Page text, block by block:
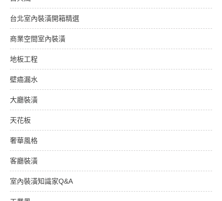
台北室內裝潢開箱精選
商業空間室內裝潢
地板工程
壁癌漏水
大廳裝潢
天花板
奢華風格
客廳裝潢
室內裝潢知識家Q&A